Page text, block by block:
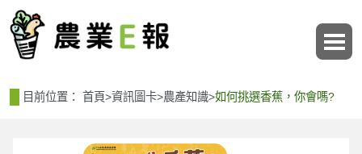
目前位置： 首頁>資訊圖卡>農產知識>如何挑選香蕉，你會嗎?